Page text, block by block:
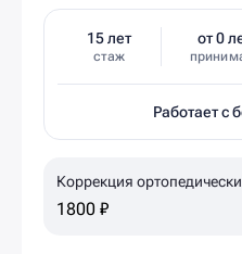
15 лет
стаж
от 0
Работает с
Коррекция
(детям, до 30 размера)
1800 ₽